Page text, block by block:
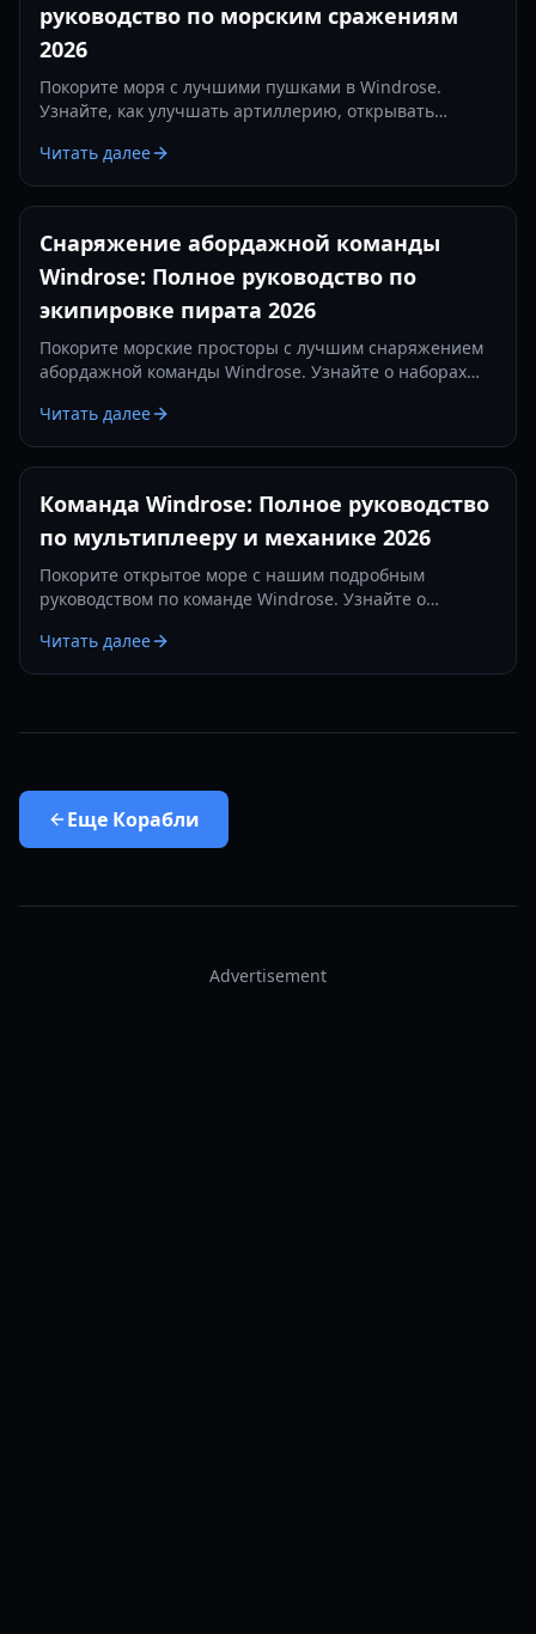
руководство по морским сражениям
2026
Покорите моря с лучшими пушками в Windrose.
Узнайте, как улучшать артиллерию, открывать
морских битвах с помощью нашего экспертного
руководства.
Читать далее
Снаряжение абордажной команды
Windrose: Полное руководство по
экипировке пирата 2026
Покорите морские просторы с лучшим снаряжением
абордажной команды Windrose. Узнайте о наборах
морским сражениям в 2026 году.
Читать далее
Команда Windrose: Полное руководство
по мультиплееру и механике 2026
Покорите открытое море с нашим подробным
руководством по команде Windrose. Узнайте о
абордаже и продвинутом строительстве базы в 2026
году.
Читать далее
Еще Корабли
Advertisement